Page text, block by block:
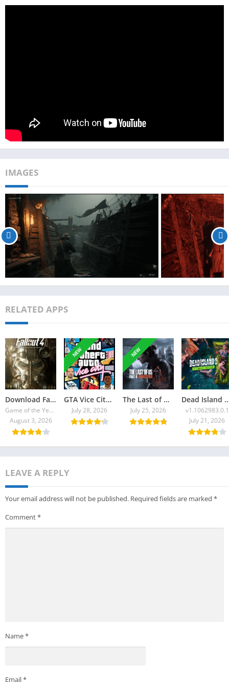
IMAGES
RELATED APPS
Download Fallout 4 Torrent
Game of the Year Edition v1.10.980.0
August 3, 2026
NEW
GTA Vice City 2026 Torrent
July 28, 2026
NEW
The Last of Us Part II Remastered Torrent Baixar
July 25, 2026
Dead Island 2:
v1.1062983.0.1
July 21, 2026
LEAVE A REPLY
Your email address will not be published. Required fields are marked *
Comment*
Name*
Email*